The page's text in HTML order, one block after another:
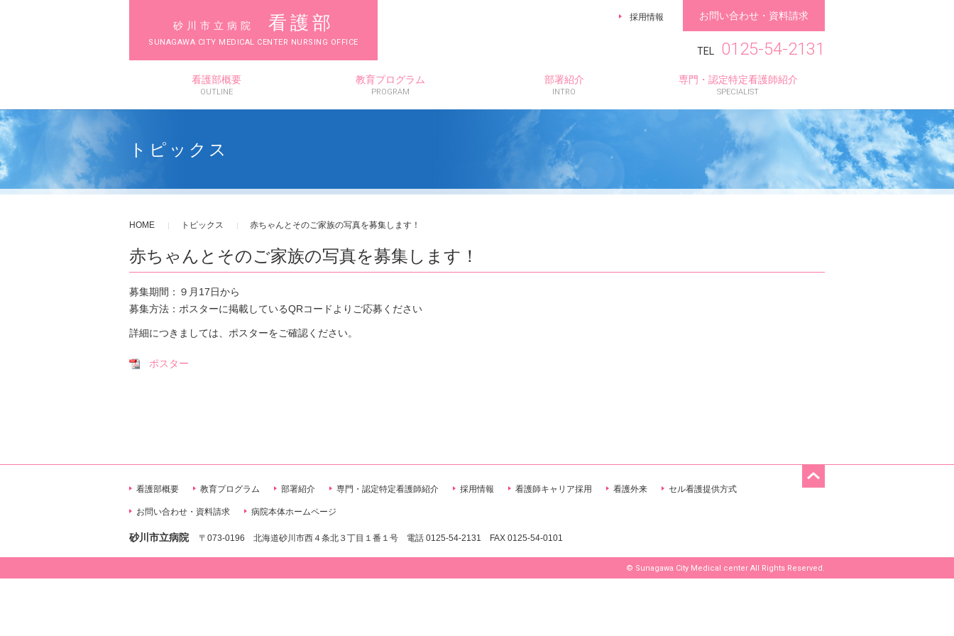
砂川市立病院 看護部
SUNAGAWA CITY MEDICAL CENTER NURSING OFFICE
看護部概要
OUTLINE
教育プログラム
PROGRAM
部署紹介
INTRO
専門・認定特定看護師紹介
SPECIALIST
お問い合わせ・資料請求
採用情報
TEL 0125-54-2131
教育プログラム
部署紹介
専門・認定特定看護師紹介
トピックス
HOME トピックス 赤ちゃんとそのご家族の写真を募集します！
赤ちゃんとそのご家族の写真を募集します！
募集期間：９月17日から
募集方法：ポスターに掲載しているQRコードよりご応募ください
詳細につきましては、 ポスターをご確認ください。
ポスター
看護部概要 教育プログラム 部署紹介 専門・認定特定看護師紹介 採用情報 看護師キャリア採用 看護外来 セル看護提供方式
お問い合わせ・資料請求 病院本体ホームページ
砂川市立病院 〒073-0196 北海道砂川市西４条北３丁目１番１号 電話 0125-54-2131 FAX 0125-54-0101
© Sunagawa City Medical center All Rights Reserved.